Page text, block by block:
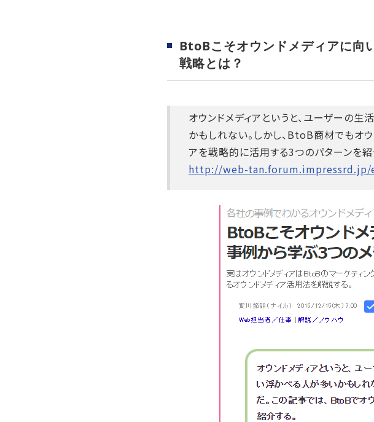
BtoBこそオウンドメディアに向
戦略とは？
オウンドメディアというと、ユーザーの
かもしれない。しかし、BtoB商材でもオ
アを戦略的に活用する3つのパターンを紹
http://web-tan.forum.impressrd.jp/